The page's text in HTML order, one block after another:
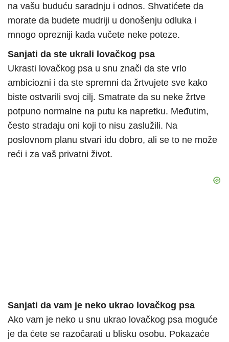
na vašu buduću saradnju i odnos. Shvatićete da
morate da budete mudriji u donošenju odluka i
mnogo oprezniji kada vučete neke poteze.
Sanjati da ste ukrali lovačkog psa
Ukrasti lovačkog psa u snu znači da ste vrlo
ambiciozni i da ste spremni da žrtvujete sve kako
biste ostvarili svoj cilj. Smatrate da su neke žrtve
potpuno normalne na putu ka napretku. Međutim,
često stradaju oni koji to nisu zaslužili. Na
poslovnom planu stvari idu dobro, ali se to ne može
reći i za vaš privatni život.
Sanjati da vam je neko ukrao lovačkog psa
Ako vam je neko u snu ukrao lovačkog psa moguće
je da ćete se razočarati u blisku osobu. Pokazaće